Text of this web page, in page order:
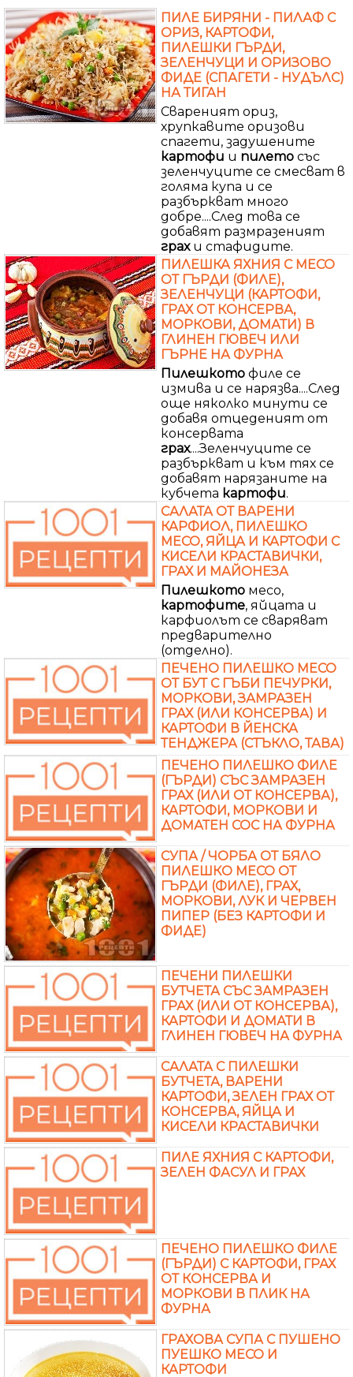
ПИЛЕ БИРЯНИ - ПИЛАФ С
ОРИЗ, КАРТОФИ,
ПИЛЕШКИ ГЪРДИ,
ЗЕЛЕНЧУЦИ И ОРИЗОВО
ФИДЕ (СПАГЕТИ - НУДЪЛС)
НА ТИГАН
Свареният ориз,
хрупкавите оризови
спагети, задушените
картофи и пилето със
зеленчуците се смесват в
голяма купа и се
разбъркват много
добре....След това се
добавят размразеният
грахи стафидите.
ПИЛЕШКА ЯХНИЯ С МЕСО
ОТ ГЪРДИ (ФИЛЕ),
ЗЕЛЕНЧУЦИ (КАРТОФИ,
ГРАХ ОТ КОНСЕРВА,
МОРКОВИ, ДОМАТИ) В
ГЛИНЕН ГЮВЕЧ ИЛИ
ГЪРНЕ НА ФУРНА
Пилешкото филе се
измива и се нарязва....След
още няколко минути се
добавя отцеденият от
консервата
грах....Зеленчуците се
разбъркват и към тях се
добавят нарязаните на
кубчета картофи.
САЛАТА ОТ ВАРЕНИ
КАРФИОЛ, ПИЛЕШКО
МЕСО, ЯЙЦА И КАРТОФИ С
КИСЕЛИ КРАСТАВИЧКИ,
ГРАХ И МАЙОНЕЗА
Пилешкото месо,
картофите, яйцата и
карфиолът се сваряват
предварително
(отделно).
ПЕЧЕНО ПИЛЕШКО МЕСО
ОТ БУТ С ГЪБИ ПЕЧУРКИ,
МОРКОВИ, ЗАМРАЗЕН
ГРАХ (ИЛИ КОНСЕРВА) И
КАРТОФИ В ЙЕНСКА
ТЕНДЖЕРА (СТЪКЛО, ТАВА)
ПЕЧЕНО ПИЛЕШКО ФИЛЕ
(ГЪРДИ) СЪС ЗАМРАЗЕН
ГРАХ (ИЛИ ОТ КОНСЕРВА),
КАРТОФИ, МОРКОВИ И
ДОМАТЕН СОС НА ФУРНА
СУПА / ЧОРБА ОТ БЯЛО
ПИЛЕШКО МЕСО ОТ
ГЪРДИ (ФИЛЕ), ГРАХ,
МОРКОВИ, ЛУК И ЧЕРВЕН
ПИПЕР (БЕЗ КАРТОФИ И
ФИДЕ)
ПЕЧЕНИ ПИЛЕШКИ
БУТЧЕТА СЪС ЗАМРАЗЕН
ГРАХ (ИЛИ ОТ КОНСЕРВА),
КАРТОФИ И ДОМАТИ В
ГЛИНЕН ГЮВЕЧ НА ФУРНА
САЛАТА С ПИЛЕШКИ
БУТЧЕТА, ВАРЕНИ
КАРТОФИ, ЗЕЛЕН ГРАХ ОТ
КОНСЕРВА, ЯЙЦА И
КИСЕЛИ КРАСТАВИЧКИ
ПИЛЕ ЯХНИЯ С КАРТОФИ,
ЗЕЛЕН ФАСУЛ И ГРАХ
ПЕЧЕНО ПИЛЕШКО ФИЛЕ
(ГЪРДИ) С КАРТОФИ, ГРАХ
ОТ КОНСЕРВА И
МОРКОВИ В ПЛИК НА
ФУРНА
ГРАХОВА СУПА С ПУШЕНО
ПУЕШКО МЕСО И
КАРТОФИ